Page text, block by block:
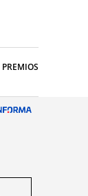
PREMIOS